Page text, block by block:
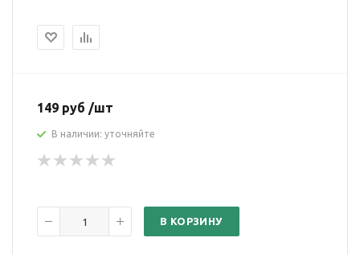
149 руб /шт
В наличии: уточняйте
В КОРЗИНУ